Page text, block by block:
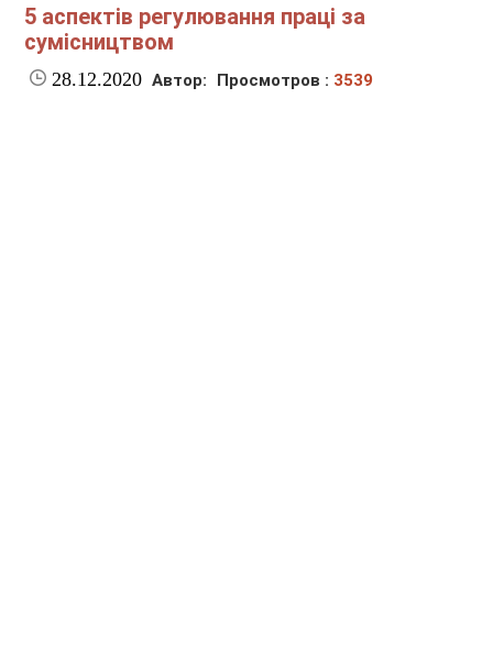
5 аспектів регулювання праці за
сумісництвом
28.12.2020 Автор: Просмотров : 3539